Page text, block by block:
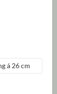
á 26 cm